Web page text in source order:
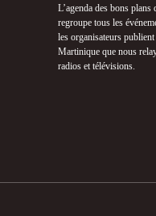
L’agenda des bons
regroupe tous les
les organisateurs
Martinique que nous
radios et télévisions.